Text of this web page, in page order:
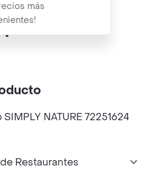
más
Simply
NATURE 72251624
Restaurantes